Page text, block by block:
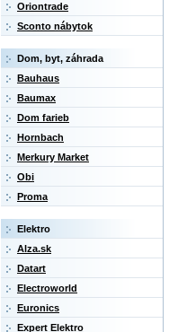
Oriontrade
Sconto nábytok
Dom, byt, záhrada
Bauhaus
Baumax
Dom farieb
Hornbach
Merkury Market
Obi
Proma
Elektro
Alza.sk
Datart
Electroworld
Euronics
Expert Elektro